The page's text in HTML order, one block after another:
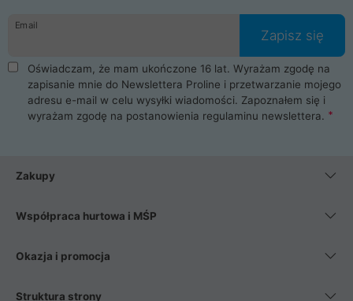
Email
Zapisz się
Oświadczam, że mam ukończone 16 lat. Wyrażam zgodę na
zapisanie mnie do Newslettera Proline i przetwarzanie mojego
adresu e-mail w celu wysyłki wiadomości. Zapoznałem się i
wyrażam zgodę na postanowienia regulaminu newslettera.
Zakupy
Współpraca hurtowa i MŚP
Okazja i promocja
Struktura strony